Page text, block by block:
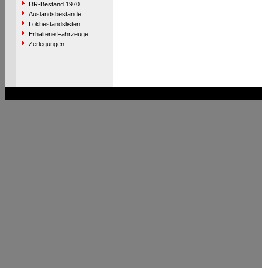
DR-Bestand 1970
Auslandsbestände
Lokbestandslisten
Erhaltene Fahrzeuge
Zerlegungen